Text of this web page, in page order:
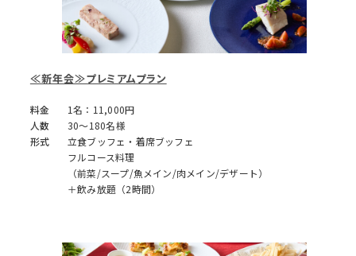
≪新年会≫プレミアムプラン
料金
1名：11,000円
人数
30～180名様
形式
立食ブッフェ・着席ブッフェ
フルコース料理
（前菜/スープ/魚メイン/肉メイン/デザート）
＋飲み放題（2時間）